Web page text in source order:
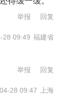
眼下无需
响，当前
以静观事
举报 回复
28 09:49 福建省
举报 回复
04-28 09:47 上海